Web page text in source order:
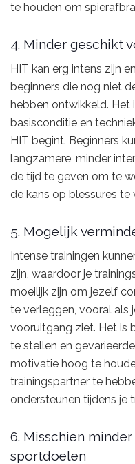
te houden om
4. Minder geschikt
HIT kan erg intens zijn
beginners die nog niet
hebben ontwikkeld. Het
basisconditie en
HIT begint. Beginners
langzamere, minder
de tijd te geven om te
de kans op blessures te
5. Mogelijk
Intense trainingen
zijn, waardoor je
moeilijk zijn om jezelf
te verleggen, vooral als
vooruitgang ziet. Het is
te stellen en
motivatie hoog te
trainingspartner te
ondersteunen tijdens je
6. Misschien
sportdoelen